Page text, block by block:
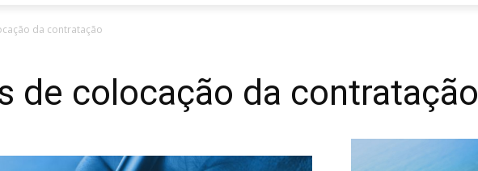
da contratação
de colocação da contratação